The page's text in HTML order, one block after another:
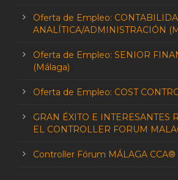
Oferta de Empleo:
ANALÍTICA/ADMINISTRACIÓN
Oferta de Empleo: SENIOR
(Málaga)
Oferta de Empleo: COST
GRAN ÉXITO E INTERESANTES
EL CONTROLLER FORUM
Controller Fórum MÁLAGA CCA®